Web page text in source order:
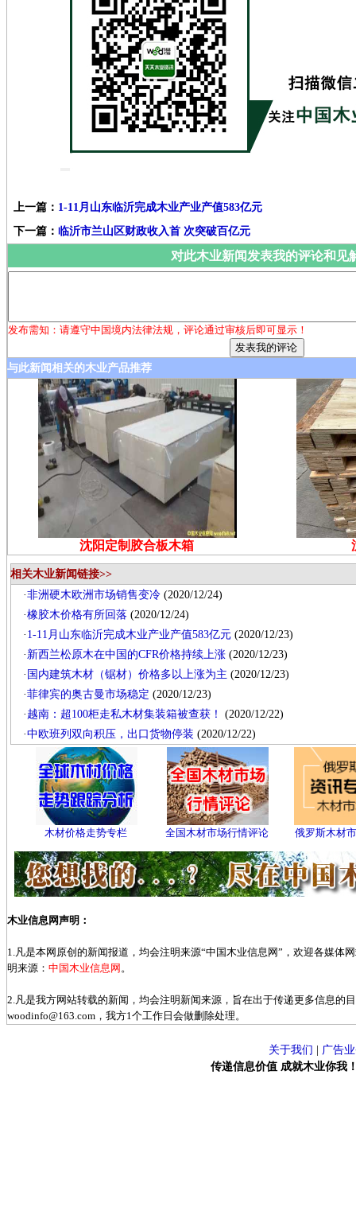
上一篇： 1-11月山东临沂完成木业产业产值583亿元
下一篇： 临沂市兰山区财政收入首 次突破百亿元
对此木业新闻发表我的评论和见
发布需知：请遵守中国境内法律法规，评论通过审核后即可显示！
与此新闻相关的木业产品推荐
沈阳定制胶合板木箱
相关木业新闻链接>>
·非洲硬木欧洲市场销售变冷 (2020/12/24)
·橡胶木价格有所回落 (2020/12/24)
· 1-11月山东临沂完成木业产业产值583亿元 (2020/12/23)
· 新西兰松原木在中国的CFR价格持续上涨 (2020/12/23)
· 国内建筑木材（锯材）价格多以上涨为主 (2020/12/23)
·菲律宾的奥古曼市场稳定 (2020/12/23)
· 越南：超100柜走私木材集装箱被查获！
(2020/12/22)
·中欧班列双向积压，出口货物停装 (2020/12/22)
木材价格走势专栏 全国木材市场行情评论 俄罗斯木材
木业信息网声明：
1.凡是本网原创的新闻报道，均会注明来源“中国木业信息网”，欢迎各媒体
明来源： 中国木业信息网 。
2.凡是我方网站转载的新闻，均会注明新闻来源，旨在出于传递更多信息的
woodinfo@163.com，我方1个工作日会做删除处理。
关于我们
广告
传递信息价值 成就木业你我